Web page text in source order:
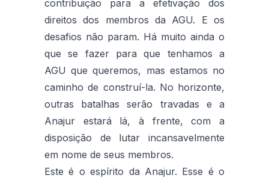
contribuição para a efetivação dos
direitos dos membros da AGU. E os
desafios não param. Há muito ainda o
que se fazer para que tenhamos a
AGU que queremos, mas estamos no
caminho de construí-la. No horizonte,
outras batalhas serão travadas e a
Anajur estará lá, à frente, com a
disposição de lutar incansavelmente
em nome de seus membros.
Este é o espírito da Anajur. Esse é o